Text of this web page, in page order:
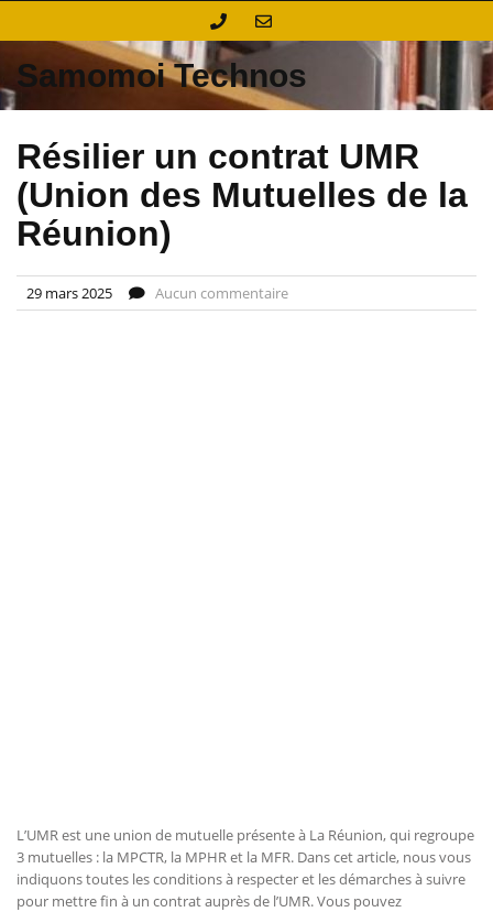
Samomoi Technos
Résilier un contrat UMR
(Union des Mutuelles de la
Réunion)
29 mars 2025 Aucun commentaire
L’UMR est une union de mutuelle présente à La Réunion, qui regroupe
3 mutuelles : la MPCTR, la MPHR et la MFR. Dans cet article, nous vous
indiquons toutes les conditions à respecter et les démarches à suivre
pour mettre fin à un contrat auprès de l’UMR. Vous pouvez